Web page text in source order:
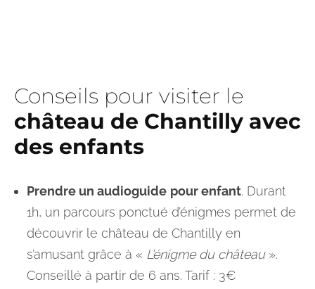
Conseils pour visiter le
château de Chantilly avec
des enfants
Prendre un audioguide pour enfant. Durant
1h, un parcours ponctué d’énigmes permet de
découvrir le château de Chantilly en
s’amusant grâce à « L’énigme du château ».
Conseillé à partir de 6 ans. Tarif : 3€